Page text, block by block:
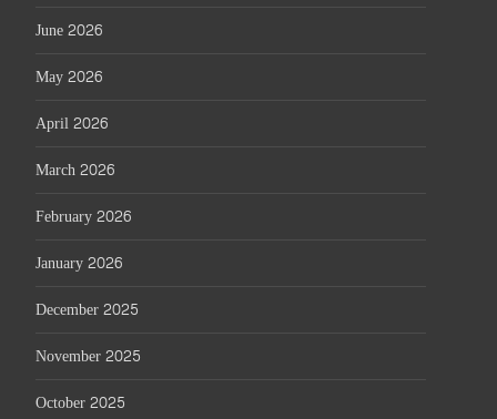
June 2026
May 2026
April 2026
March 2026
February 2026
January 2026
December 2025
November 2025
October 2025